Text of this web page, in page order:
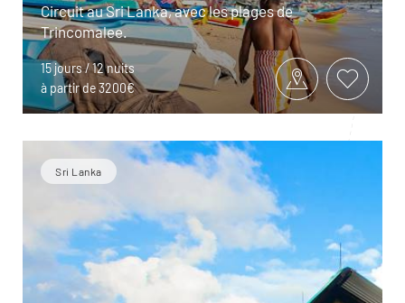
Circuit au Sri Lanka, avec les plages de
Trincomalee.
15 jours / 12 nuits
à partir de 3200€
Sri Lanka